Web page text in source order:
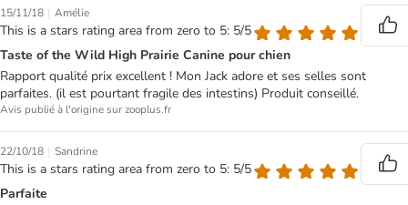
15/11/18 | Amélie
This is a stars rating area from zero to 5: 5/5
Taste of the Wild High Prairie Canine pour chien
Rapport qualité prix excellent ! Mon Jack adore et ses selles sont
parfaites. (il est pourtant fragile des intestins) Produit conseillé.
Avis publié à l'origine sur zooplus.fr
22/10/18 | Sandrine
This is a stars rating area from zero to 5: 5/5
Parfaite